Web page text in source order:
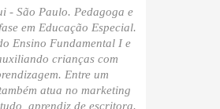
- São Paulo. Pedagoga e
em Educação Especial.
Ensino Fundamental I e
crianças com
Entre um
atua no marketing
aprendiz de escritora.